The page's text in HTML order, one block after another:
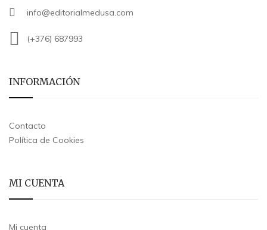
info@editorialmedusa.com
(+376) 687993
INFORMACIÓN
Contacto
Política de Cookies
MI CUENTA
Mi cuenta